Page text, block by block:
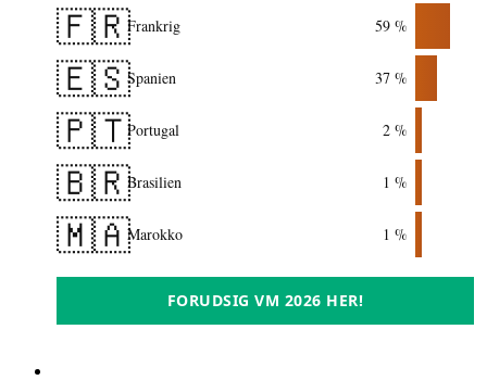
🇫🇷Frankrig 59 %
🇪🇸Spanien 37 %
🇵🇹Portugal 2 %
🇧🇷Brasilien 1 %
🇲🇦Marokko 1 %
FORUDSIG VM 2026 HER!